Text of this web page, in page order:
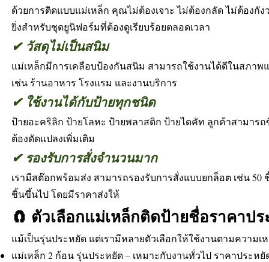
ด้วยการติดแบบแม่เหล็ก คุณไม่ต้องเจาะ ไม่ต้องกลัด ไม่ต้องกัง
ยิ่งสำหรับชุดยูนิฟอร์มที่ต้องดูเรียบร้อยตลอดเวลา
✔ วัสดุไม่เป็นสนิม
แม่เหล็กมีการเคลือบป้องกันสนิม สามารถใช้งานได้ดีในสภา
เช่น ร้านอาหาร โรงแรม และงานบริการ
✔ ใช้งานได้กับป้ายทุกชนิด
ป้ายอะคริลิก ป้ายโลหะ ป้ายพลาสติก ป้ายไดคัท ลูกค้าสามาร
ต้องดัดแปลงเพิ่มเติม
✔ รองรับการสั่งจำนวนมาก
เรามีสต๊อกพร้อมส่ง สามารถรองรับการสั่งแบบยกล็อต เช่น 50
ชิ้นขึ้นไป โดยมีราคาส่งให้
🧲 ตัวเลือกแม่เหล็กติดป้ายชื่อราคาป
แม้เป็นรุ่นประหยัด แต่เรามีหลายตัวเลือกให้ใช้งานตามความเ
แม่เหล็ก 2 ก้อน รุ่นประหยัด – เหมาะกับงานทั่วไป ราคาประห